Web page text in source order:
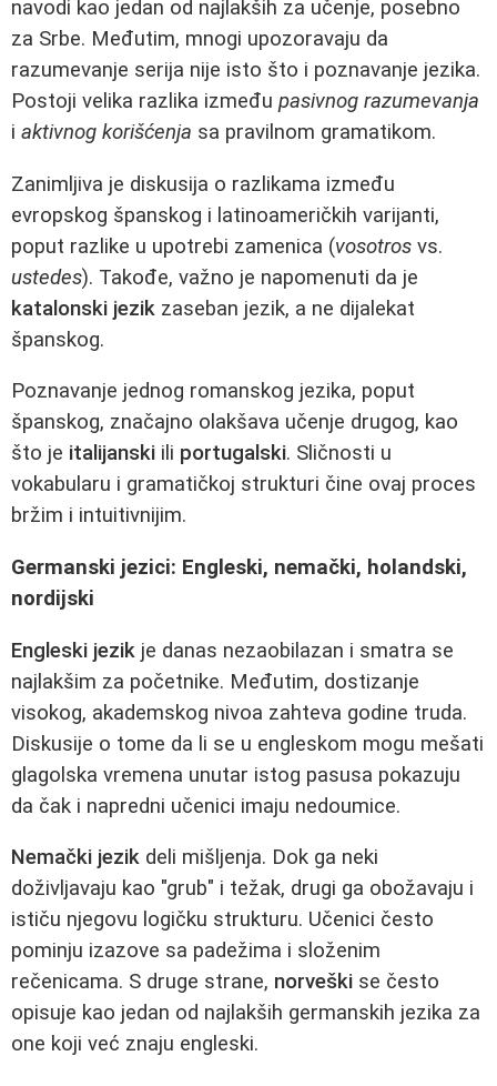
navodi kao jedan od najlakših za učenje, posebno
za Srbe. Međutim, mnogi upozoravaju da
razumevanje serija nije isto što i poznavanje jezika.
Postoji velika razlika između pasivnog razumevanja
i aktivnog korišćenja sa pravilnom gramatikom.
Zanimljiva je diskusija o razlikama između
evropskog španskog i latinoameričkih varijanti,
poput razlike u upotrebi zamenica (vosotros vs.
ustedes). Takođe, važno je napomenuti da je
katalonski jezik zaseban jezik, a ne dijalekat
španskog.
Poznavanje jednog romanskog jezika, poput
španskog, značajno olakšava učenje drugog, kao
što je italijanski ili portugalski. Sličnosti u
vokabularu i gramatičkoj strukturi čine ovaj proces
bržim i intuitivnijim.
Germanski jezici: Engleski, nemački, holandski,
nordijski
Engleski jezik je danas nezaobilazan i smatra se
najlakšim za početnike. Međutim, dostizanje
visokog, akademskog nivoa zahteva godine truda.
Diskusije o tome da li se u engleskom mogu mešati
glagolska vremena unutar istog pasusa pokazuju
da čak i napredni učenici imaju nedoumice.
Nemački jezik deli mišljenja. Dok ga neki
doživljavaju kao "grub" i težak, drugi ga obožavaju i
ističu njegovu logičku strukturu. Učenici često
pominju izazove sa padežima i složenim
rečenicama. S druge strane, norveški se često
opisuje kao jedan od najlakših germanskih jezika za
one koji već znaju engleski.